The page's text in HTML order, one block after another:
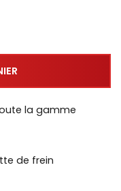
la gamme
de frein